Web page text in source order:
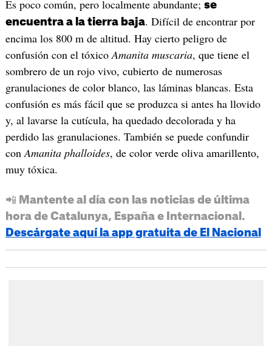
Es poco común, pero localmente abundante; se
encuentra a la tierra baja. Difícil de encontrar por
encima los 800 m de altitud. Hay cierto peligro de
confusión con el tóxicoAmanita muscaria, que tiene el
sombrero de un rojo vivo, cubierto de numerosas
granulaciones de color blanco, las láminas blancas. Esta
confusión es más fácil que se produzca si antes ha llovido
y, al lavarse la cutícula, ha quedado decolorada y ha
perdido las granulaciones. También se puede confundir
conAmanita phalloides, de color verde oliva amarillento,
muy tóxica.
📲 Mantente al día con las noticias de última
hora de Catalunya, España e Internacional.
Descárgate aquí la app gratuita de El Nacional